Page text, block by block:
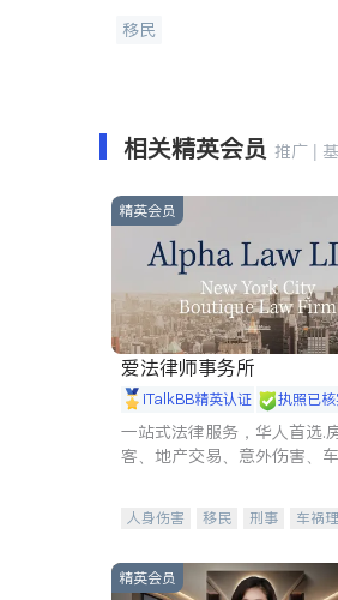
移民
相关精英会员 推广 |
精英会员
爱法律师事务所
iTalkBB精英认证 执照已
一站式法律服务，华人首选.
客、地产交易、意外伤害、
人身伤害 移民 刑事
车祸
商标注册
索赔 律师-其它
精英会员